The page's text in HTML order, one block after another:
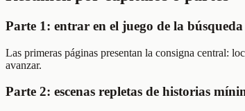
Parte 1: entrar en el juego de la búsqueda
Las primeras páginas presentan la consigna central:
avanzar.
Parte 2: escenas repletas de historias